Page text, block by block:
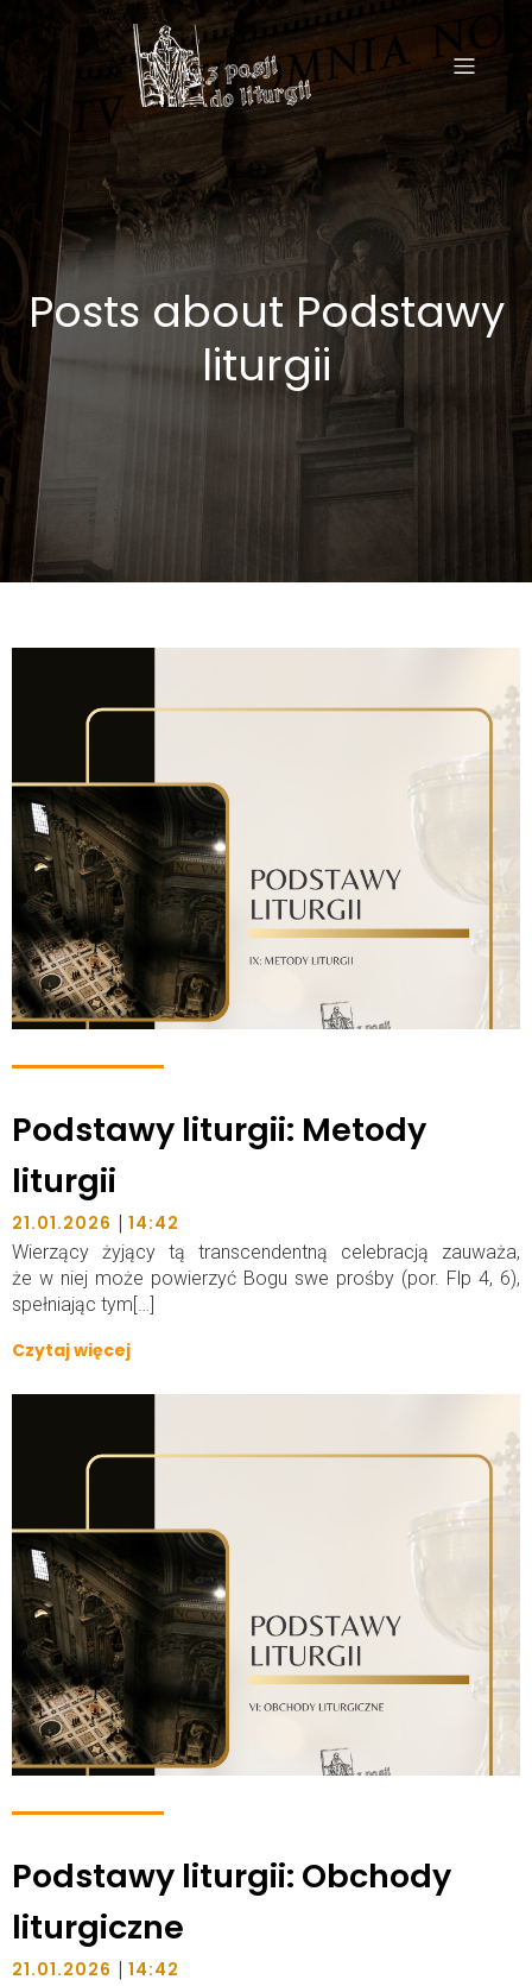
Posts about Podstawy
liturgii
Podstawy liturgii: Metody
liturgii
21.01.2026 | 14:42
Wierzący żyjący tą transcendentną celebracją zauważa,
że w niej może powierzyć Bogu swe prośby (por. Flp 4, 6),
spełniając tym[…]
Czytaj więcej
Podstawy liturgii: Obchody
liturgiczne
21.01.2026 | 14:42